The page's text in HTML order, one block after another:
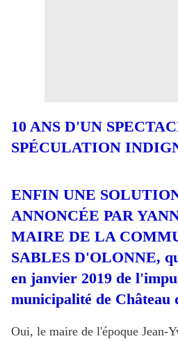
10 ANS D'UN
SPÉCULATION
ENFIN UNE
ANNONCÉE PAR
MAIRE DE LA
SABLES D'OLONNE,
en janvier 2019 de
municipalité de Château
Oui, le maire de l'époque Jean-